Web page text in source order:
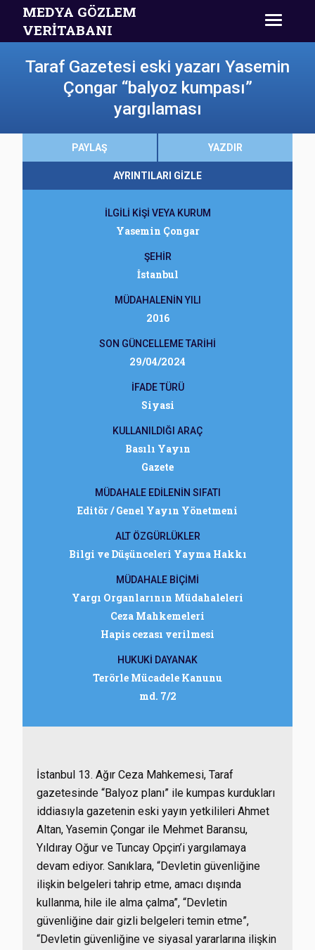
MEDYA GÖZLEM
VERİTABANI
Taraf Gazetesi eski yazarı Yasemin
Çongar “balyoz kumpası”
yargılaması
PAYLAŞ YAZDIR
AYRINTILARI GİZLE
İLGİLİ KİŞİ VEYA KURUM
Yasemin Çongar
ŞEHİR
İstanbul
MÜDAHALENİN YILI
2016
SON GÜNCELLEME TARİHİ
29/04/2024
İFADE TÜRÜ
Siyasi
KULLANILDIĞI ARAÇ
Basılı Yayın
Gazete
MÜDAHALE EDİLENİN SIFATI
Editör / Genel Yayın Yönetmeni
ALT ÖZGÜRLÜKLER
Bilgi ve Düşünceleri Yayma Hakkı
MÜDAHALE BİÇİMİ
Yargı Organlarının Müdahaleleri
Ceza Mahkemeleri
Hapis cezası verilmesi
HUKUKİ DAYANAK
Terörle Mücadele Kanunu
md. 7/2
İstanbul 13. Ağır Ceza Mahkemesi, Taraf
gazetesinde “Balyoz planı” ile kumpas kurdukları
iddiasıyla gazetenin eski yayın yetkilileri Ahmet
Altan, Yasemin Çongar ile Mehmet Baransu,
Yıldıray Oğur ve Tuncay Opçin’i yargılamaya
devam ediyor. Sanıklara, “Devletin güvenliğine
ilişkin belgeleri tahrip etme, amacı dışında
kullanma, hile ile alma çalma”, “Devletin
güvenliğine dair gizli belgeleri temin etme”,
“Devletin güvenliğine ve siyasal yararlarına ilişkin